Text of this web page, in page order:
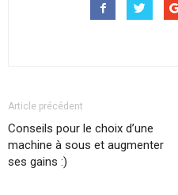
Article précédent
Conseils pour le choix d’une
machine à sous et augmenter
ses gains :)